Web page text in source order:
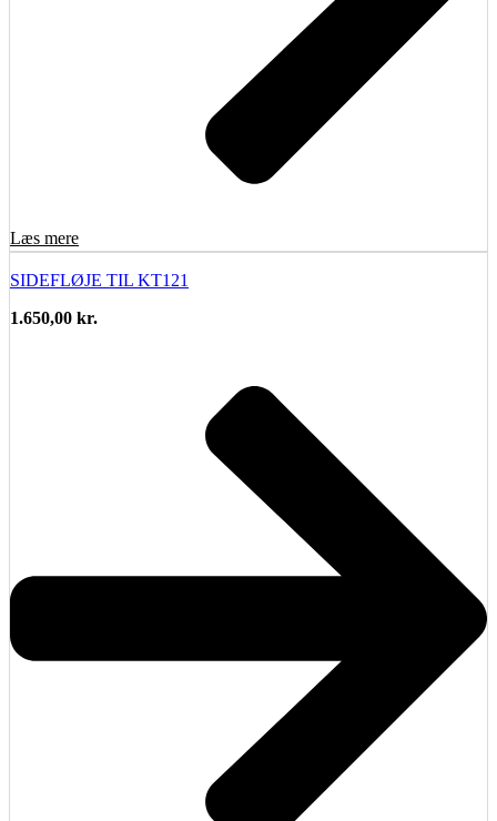
Læs mere
SIDEFLØJE TIL KT121
1.650,00 kr.